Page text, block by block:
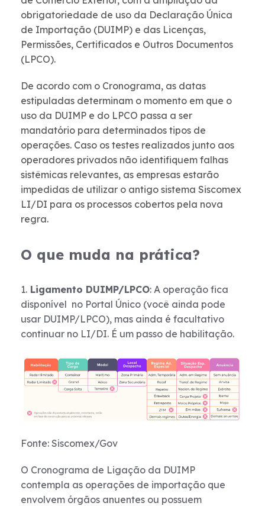
obrigatoriedade de uso da Declaração Única
de Importação (DUIMP) e das Licenças,
Permissões, Certificados e Outros Documentos
(LPCO).
De acordo com o Cronograma, as datas
estipuladas determinam o momento em que o
uso da DUIMP e do LPCO passa a ser
mandatório para determinados tipos de
operações. Caso os testes realizados junto aos
operadores privados não identifiquem falhas
sistêmicas relevantes, as empresas estarão
impedidas de utilizar o antigo sistema Siscomex
LI/DI para os processos cobertos pela nova
regra.
O que muda na prática?
1. Ligamento DUIMP/LPCO: A operação fica
disponível no Portal Único (você ainda pode
usar DUIMP/LPCO), mas ainda é facultativo
continuar no LI/DI. É um passo de habilitação.
Fonte: Siscomex/Gov
O Cronograma de Ligação da DUIMP
contempla as operações de importação que
envolvem órgãos anuentes ou possuem